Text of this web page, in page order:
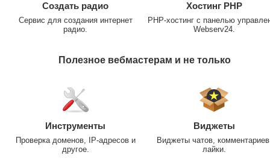
Создать радио
Сервис для создания интернет
радио.
Хостинг PHP
PHP-хостинг с панелью
Webserv24.
Полезное вебмастерам и не только
Инструменты
Проверка доменов, IP-адресов и
другое.
Виджеты
Виджеты чатов,
лайки.